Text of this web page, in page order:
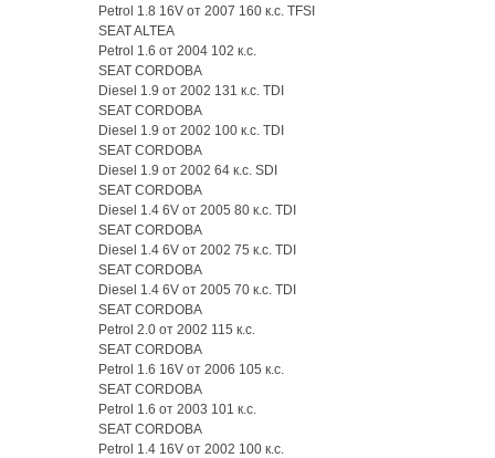
Petrol 1.8 16V от 2007 160 к.с. TFSI
SEAT ALTEA
Petrol 1.6 от 2004 102 к.с.
SEAT CORDOBA
Diesel 1.9 от 2002 131 к.с. TDI
SEAT CORDOBA
Diesel 1.9 от 2002 100 к.с. TDI
SEAT CORDOBA
Diesel 1.9 от 2002 64 к.с. SDI
SEAT CORDOBA
Diesel 1.4 6V от 2005 80 к.с. TDI
SEAT CORDOBA
Diesel 1.4 6V от 2002 75 к.с. TDI
SEAT CORDOBA
Diesel 1.4 6V от 2005 70 к.с. TDI
SEAT CORDOBA
Petrol 2.0 от 2002 115 к.с.
SEAT CORDOBA
Petrol 1.6 16V от 2006 105 к.с.
SEAT CORDOBA
Petrol 1.6 от 2003 101 к.с.
SEAT CORDOBA
Petrol 1.4 16V от 2002 100 к.с.